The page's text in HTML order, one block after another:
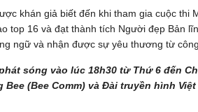
khán giả biết đến khi tham gia cuộc thi
top 16 và đạt thành tích Người đẹp Bản
ngữ và nhận được sự yêu thương từ
sóng vào lúc 18h30 từ Thứ 6 đến
Bee (Bee Comm) và Đài truyền hình